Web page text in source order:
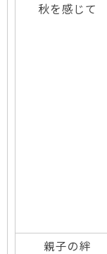
秋を感じて
親子の絆